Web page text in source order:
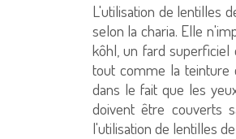
L'utilisation de lentilles
selon la charia. Elle
kôhl, un fard superficiel
tout comme la teinture
dans le fait que les
doivent être couverts
l'utilisation de lentilles